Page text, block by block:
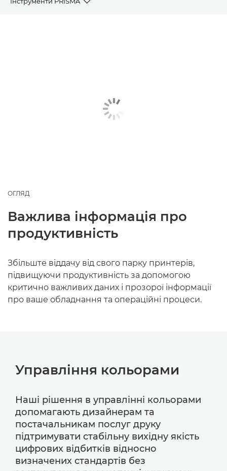
ОГЛЯД
Важлива інформація про
продуктивність
Збільште віддачу від свого парку принтерів,
підвищуючи продуктивність за допомогою
критично важливих даних і прозорої інформації
про ваше обладнання та операційні процеси.
Управління кольорами
Наші рішення в управлінні кольорами
допомагають дизайнерам та
постачальникам послуг друку
підтримувати стабільну вихідну якість
цифрових відбитків відносно
визначених стандартів без